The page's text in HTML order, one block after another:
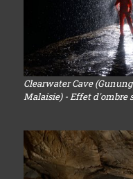
Clearwater Cave
Malaisie) - Effet d'ombre